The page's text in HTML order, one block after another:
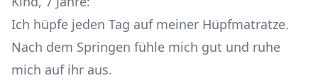
Ich hüpfe jeden Tag auf meiner Hüpfmatratze.
Nach dem Springen fühle mich gut und ruhe
mich auf ihr aus.